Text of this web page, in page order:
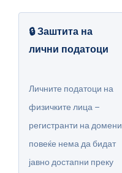
🔒 Заштита на
лични податоци
Личните податоци на
физичките лица –
регистранти на домени
повеќе нема да бидат
јавно достапни преку